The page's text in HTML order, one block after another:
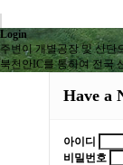
Login
주변이 개별공장 및 산단
북천안IC를 통하여 전국
Have a
아이디
비밀번호